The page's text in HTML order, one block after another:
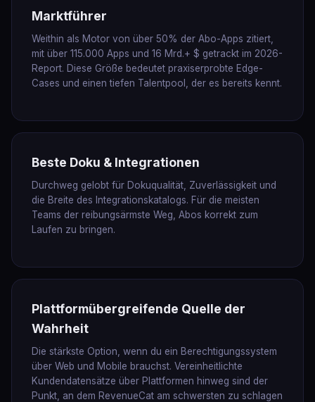
Marktführer
Weithin als Motor von über 50% der Abo-Apps zitiert,
mit über 115.000 Apps und 16 Mrd.+ $ getrackt im 2026-
Report. Diese Größe bedeutet praxiserprobte Edge-
Cases und einen tiefen Talentpool, der es bereits kennt.
Beste Doku & Integrationen
Durchweg gelobt für Dokuqualität, Zuverlässigkeit und
die Breite des Integrationskatalogs. Für die meisten
Teams der reibungsärmste Weg, Abos korrekt zum
Laufen zu bringen.
Plattformübergreifende Quelle der
Wahrheit
Die stärkste Option, wenn du ein Berechtigungssystem
über Web und Mobile brauchst. Vereinheitlichte
Kundendatensätze über Plattformen hinweg sind der
Punkt, an dem RevenueCat am schwersten zu schlagen